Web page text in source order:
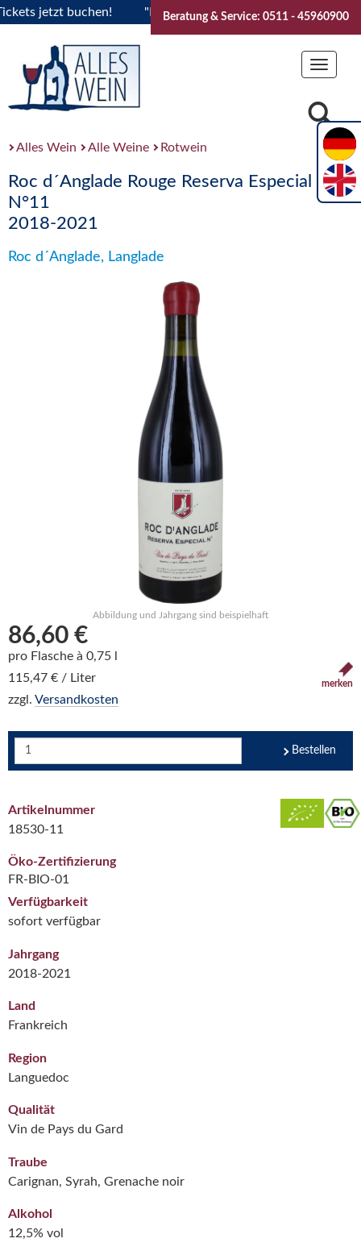
jetzt buchen! "Das Sommerfest 2026" Vive la
Beratung & Service: 0511 - 45960900
Toggle
Alles Wein Alle Weine Rotwein
Roc d´Anglade Rouge Reserva Especial
N°11
2018-2021
Roc d´Anglade, Langlade
Abbildung und Jahrgang sind beispielhaft
86,60 €
pro Flasche à 0,75 l
115,47 € / Liter
zzgl. Versandkosten
merken
Bestellen
Artikelnummer
18530-11
Öko-Zertifizierung
FR-BIO-01
Verfügbarkeit
sofort verfügbar
Jahrgang
2018-2021
Land
Frankreich
Region
Languedoc
Qualität
Vin de Pays du Gard
Traube
Carignan, Syrah, Grenache noir
Alkohol
12,5% vol